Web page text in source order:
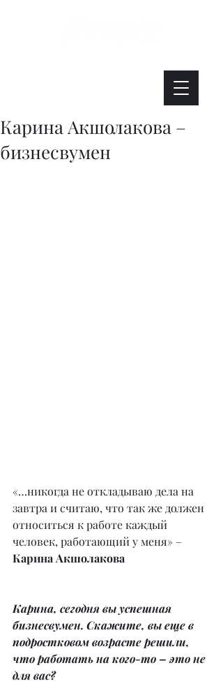
Карина Акшолакова –
бизнесвумен
«…никогда не откладываю дела на
завтра и считаю, что так же должен
относиться к работе каждый
человек, работающий у меня» –
Карина Акшолакова
Карина, сегодня вы успешная
бизнесвумен. Скажите, вы еще в
подростковом возрасте решили,
что работать на кого-то – это не
для вас?